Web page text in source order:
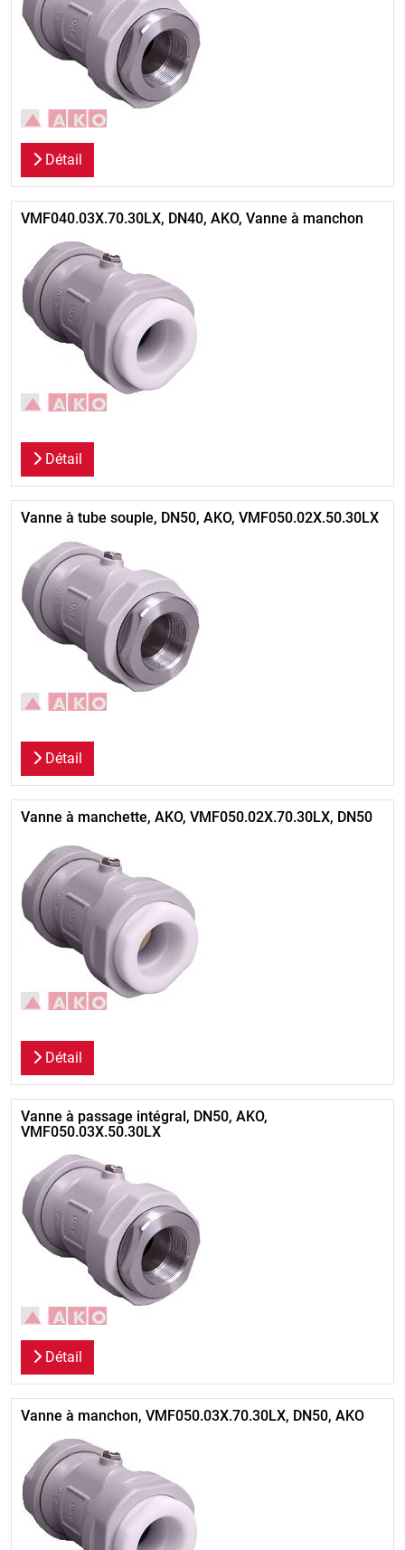
Détail
VMF040.03X.70.30LX, DN40, AKO, Vanne à manchon
Détail
Vanne à tube souple, DN50, AKO, VMF050.02X.50.30LX
Détail
Vanne à manchette, AKO, VMF050.02X.70.30LX, DN50
Détail
Vanne à passage intégral, DN50, AKO,
VMF050.03X.50.30LX
Détail
Vanne à manchon, VMF050.03X.70.30LX, DN50, AKO